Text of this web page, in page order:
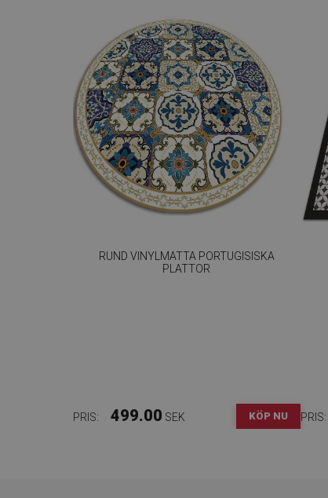
RUND VINYLMATTA PORTUGISISKA
PLATTOR
PRIS: 499.00 SEK KÖP NU PRIS: